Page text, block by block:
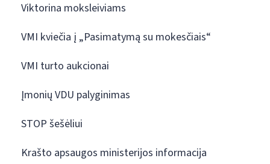
Viktorina moksleiviams
VMI kviečia į „Pasimatymą su mokesčiais“
VMI turto aukcionai
Įmonių VDU palyginimas
STOP šešėliui
Krašto apsaugos ministerijos informacija